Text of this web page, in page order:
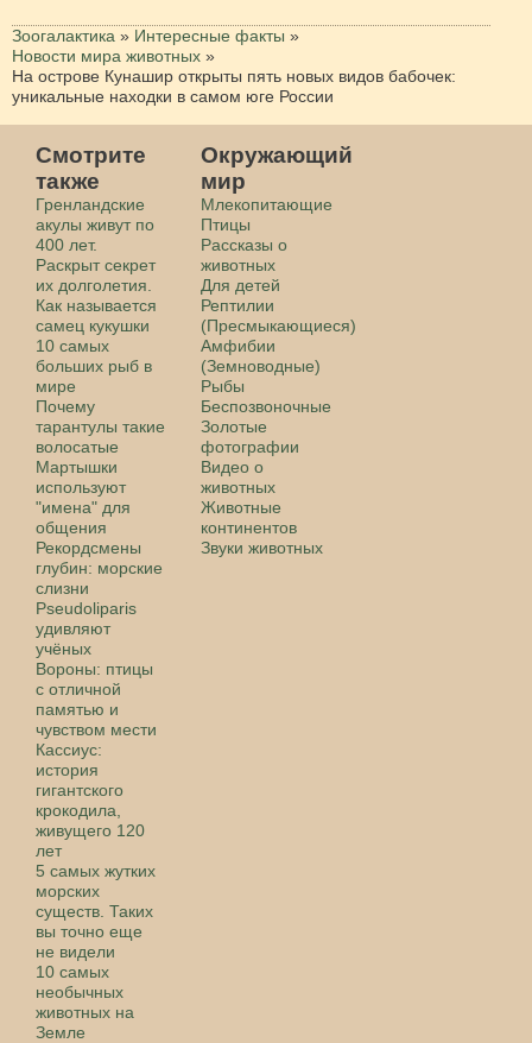
Зоогалактика » Интересные факты »
Новости мира животных »
На острове Кунашир открыты пять новых видов бабочек:
уникальные находки в самом юге России
Смотрите
также
Гренландские
акулы живут по
400 лет.
Раскрыт секрет
их долголетия.
Как называется
самец кукушки
10 самых
больших рыб в
мире
Почему
тарантулы такие
волосатые
Мартышки
используют
"имена" для
общения
Рекордсмены
глубин: морские
слизни
Pseudoliparis
удивляют
учёных
Вороны: птицы
с отличной
памятью и
чувством мести
Кассиус:
история
гигантского
крокодила,
живущего 120
лет
5 самых жутких
морских
существ. Таких
вы точно еще
не видели
10 самых
необычных
животных на
Земле
Окружающий
мир
Млекопитающие
Птицы
Рассказы о
животных
Для детей
Рептилии
(Пресмыкающиеся)
Амфибии
(Земноводные)
Рыбы
Беспозвоночные
Золотые
фотографии
Видео о
животных
Животные
континентов
Звуки животных